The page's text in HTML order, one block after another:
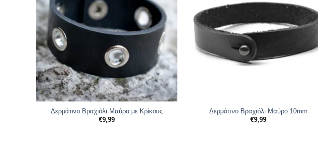
Δερμάτινο Βραχιόλι Μαύρο με Κρίκους
€9,99
Δερμάτινο Βραχιόλι Μαύρο 10mm
€9,99